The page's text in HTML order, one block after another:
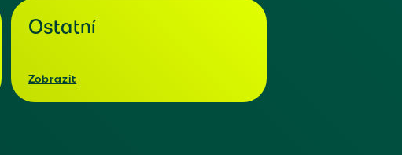
Ostatní
Zobrazit